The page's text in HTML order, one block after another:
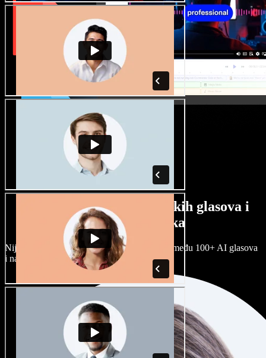
Veliki izbor muških i ženskih glasova i
raznih naglasaka
Nijedan projekt ne mora zvučati isto. Birajte među 100+ AI glasova
i naglasaka i prilagodite ih sebi.